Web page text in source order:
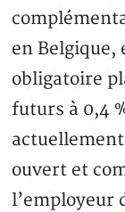
en
obligatoire
futurs à 0,4
ouvert et
l’employeur